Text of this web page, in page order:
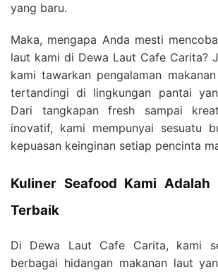
yang baru.
Maka, mengapa Anda mesti
laut kami di Dewa Laut Cafe Carita?
kami tawarkan pengalaman
tertandingi di lingkungan pantai
Dari tangkapan fresh sampai
inovatif, kami mempunyai sesuatu
kepuasan keinginan setiap pencinta
Kuliner Seafood Kami Adalah
Terbaik
Di Dewa Laut Cafe Carita, kami
berbagai hidangan makanan laut